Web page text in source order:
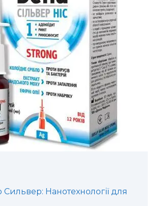
Нанотехнології для